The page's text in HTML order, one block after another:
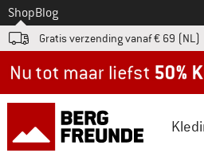
Naar
ShopBlog
Gratis verzending vanaf € 69 (NL)